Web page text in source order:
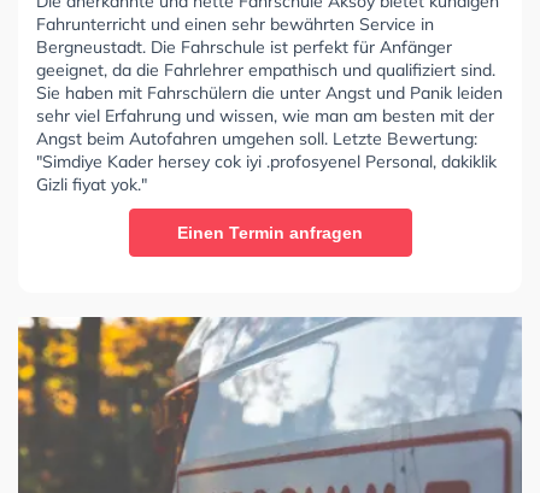
Fahrunterricht und einen sehr bewährten Service in
Bergneustadt. Die Fahrschule ist perfekt für Anfänger
geeignet, da die Fahrlehrer empathisch und qualifiziert sind.
Sie haben mit Fahrschülern die unter Angst und Panik leiden
sehr viel Erfahrung und wissen, wie man am besten mit der
Angst beim Autofahren umgehen soll. Letzte Bewertung:
"Simdiye Kader hersey cok iyi .profosyenel Personal, dakiklik
Gizli fiyat yok."
Einen Termin anfragen